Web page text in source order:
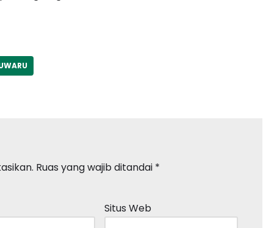
Ruas yang wajib ditandai *
Situs Web